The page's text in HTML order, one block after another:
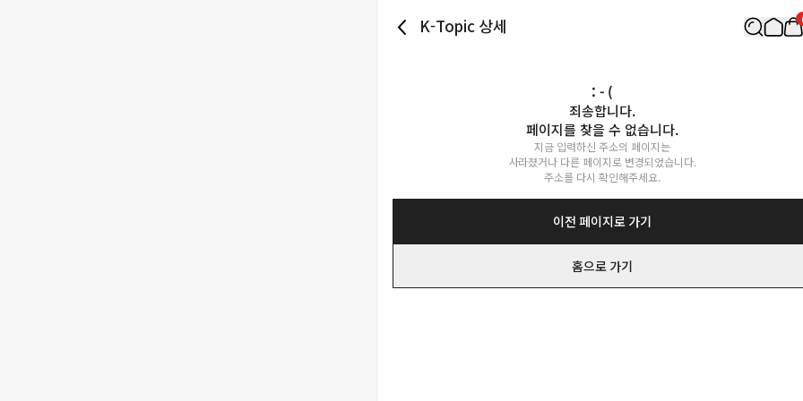
K-Topic 상세
: - (
죄송합니다.
페이지를 찾을 수 없습니다.
지금 입력하신 주소의 페이지는
사라졌거나 다른 페이지로 변경되었습니다.
주소를 다시 확인해주세요.
이전 페이지로 가기
홈으로 가기